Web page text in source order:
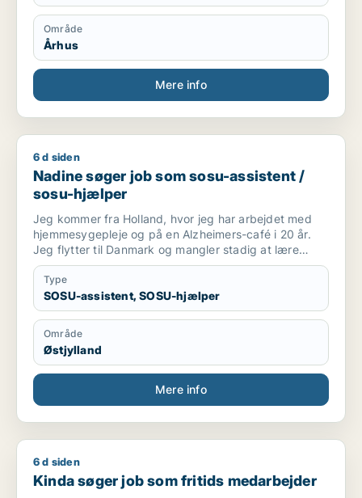
Er mødestabil og holder hvad jeg lover.
Er villig til, at tage imod studiejobs, som opvasker,
køkkenmedarbejder mm.
Telefon: [xxxxx] E-mail: [xxxxx]
Område
Århus
Mere info
Nadine søger job som sosu-assistent / sosu-hjælper
6 d siden
Nadine søger job som sosu-assistent /
sosu-hjælper
Jeg kommer fra Holland, hvor jeg har arbejdet med
hjemmesygepleje og på en Alzheimers-café i 20 år.
Jeg flytter til Danmark og mangler stadig at lære
sproget godt, før jeg kan arbejde som sygeplejerske.
Type
SOSU-assistent, SOSU-hjælper
Område
Østjylland
Mere info
Kinda søger job som fritids medarbejder
6 d siden
Kinda søger job som fritids medarbejder